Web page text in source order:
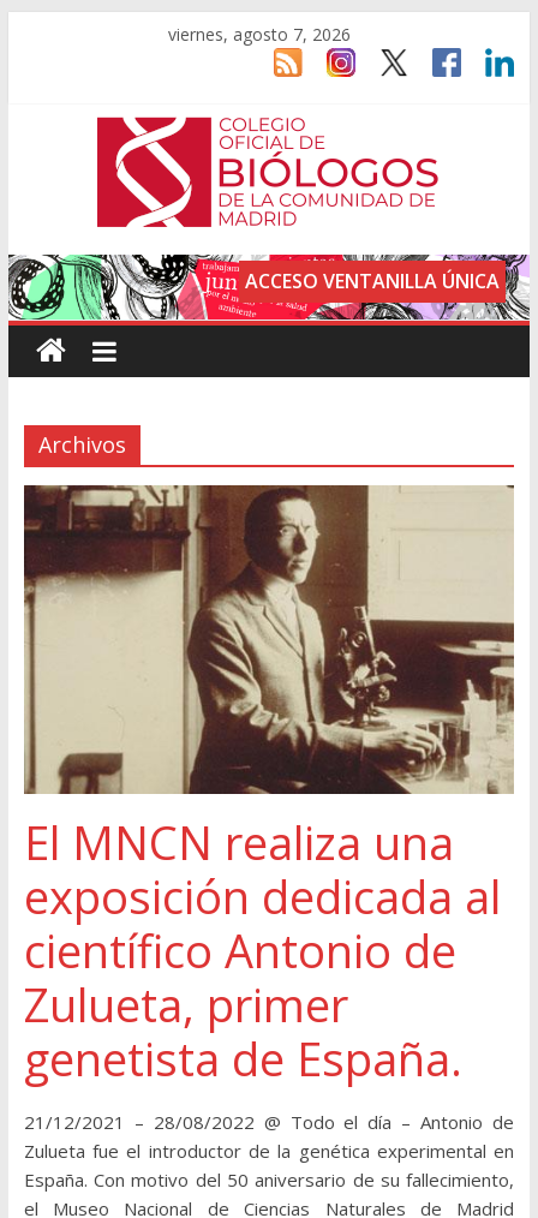
viernes, agosto 7, 2026
ACCESO VENTANILLA ÚNICA
Archivos
El MNCN realiza una
exposición dedicada al
científico Antonio de
Zulueta, primer
genetista de España.
21/12/2021 – 28/08/2022 @ Todo el día – Antonio de
Zulueta fue el introductor de la genética experimental en
España. Con motivo del 50 aniversario de su fallecimiento,
el Museo Nacional de Ciencias Naturales de Madrid